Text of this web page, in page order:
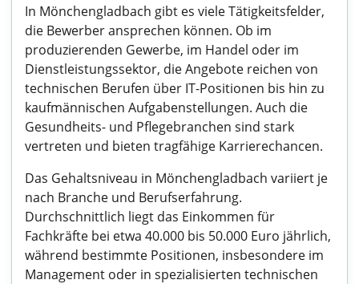
In Mönchengladbach gibt es viele Tätigkeitsfelder,
die Bewerber ansprechen können. Ob im
produzierenden Gewerbe, im Handel oder im
Dienstleistungssektor, die Angebote reichen von
technischen Berufen über IT-Positionen bis hin zu
kaufmännischen Aufgabenstellungen. Auch die
Gesundheits- und Pflegebranchen sind stark
vertreten und bieten tragfähige Karrierechancen.
Das Gehaltsniveau in Mönchengladbach variiert je
nach Branche und Berufserfahrung.
Durchschnittlich liegt das Einkommen für
Fachkräfte bei etwa 40.000 bis 50.000 Euro jährlich,
während bestimmte Positionen, insbesondere im
Management oder in spezialisierten technischen